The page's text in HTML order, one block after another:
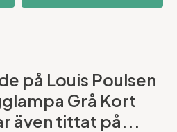
på Louis Poulsen
Grå Kort
även tittat på...